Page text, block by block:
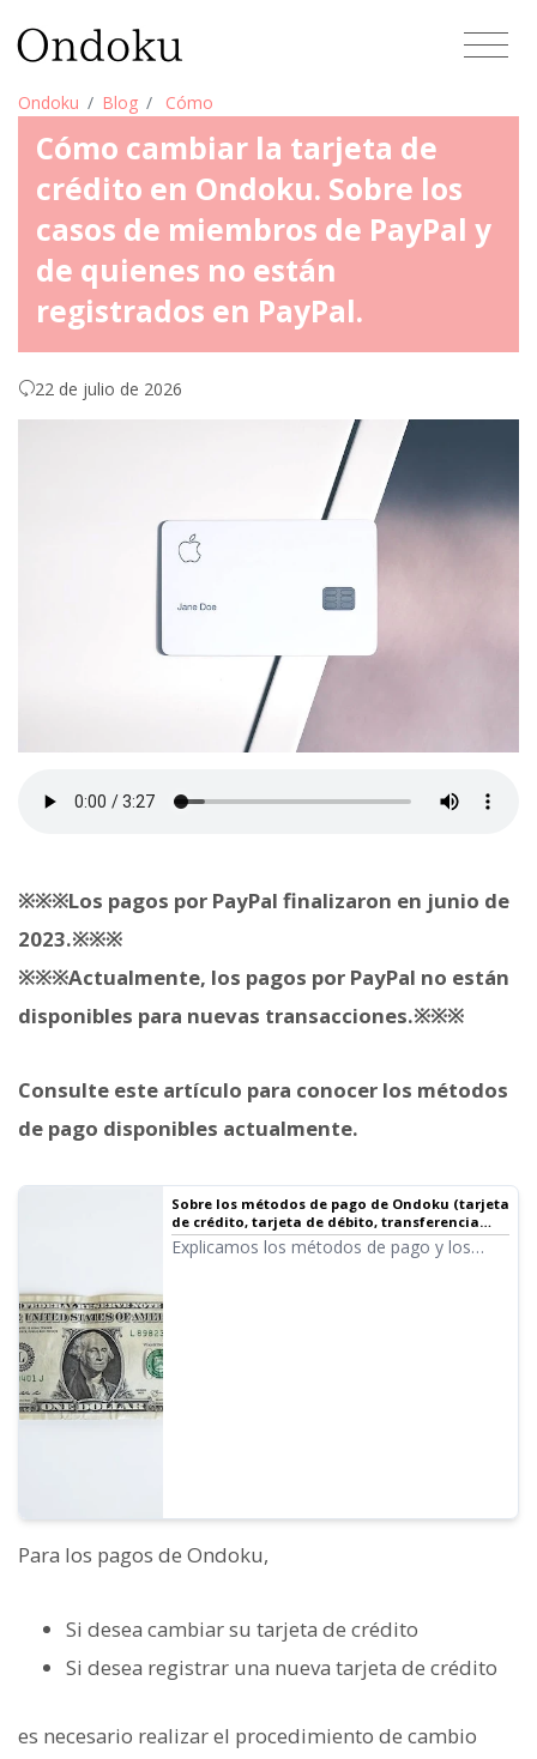
Ondoku Blog Cómo
Cómo cambiar la tarjeta de
crédito en Ondoku. Sobre los
casos de miembros de PayPal y
de quienes no están
registrados en PayPal.
22 de julio de 2026
※※※Los pagos por PayPal finalizaron en junio de
2023.※※※
※※※Actualmente, los pagos por PayPal no están
disponibles para nuevas transacciones.※※※
Consulte este artículo para conocer los métodos
de pago disponibles actualmente.
Sobre los métodos de pago de Ondoku (tarjeta
de crédito, tarjeta de débito, transferencia
bancaria) y los recibos | Software de lectura
de texto Ondoku
Explicamos los métodos de pago y los
Para los pagos de Ondoku,
Si desea cambiar su tarjeta de crédito
Si desea registrar una nueva tarjeta de crédito
es necesario realizar el procedimiento de cambio